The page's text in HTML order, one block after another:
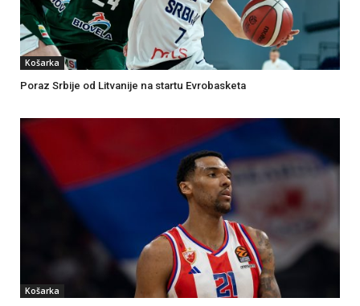
Košarka
Poraz Srbije od Litvanije na startu Evrobasketa
Košarka